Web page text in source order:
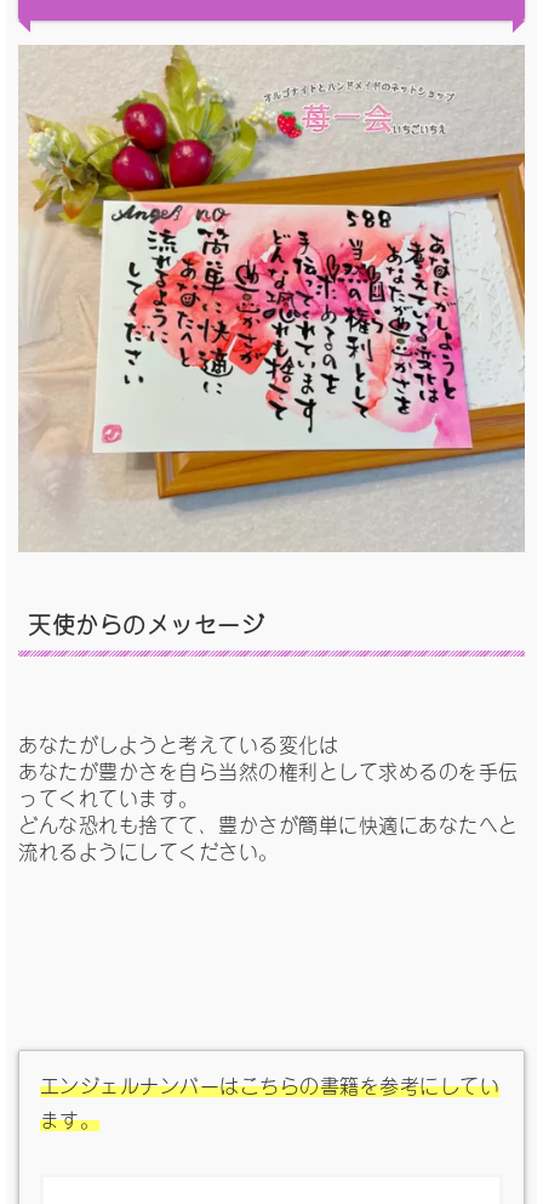
天使からの メッセージ
あなたがしようと考えている変化は
あなたが豊かさを自ら当然の権利として求めるのを手伝
ってくれています。
どんな恐れも捨てて、豊かさが簡単に快適にあなたへと
流れるようにしてください。
エンジェルナンバーはこちらの書籍を参考にしてい
ます。